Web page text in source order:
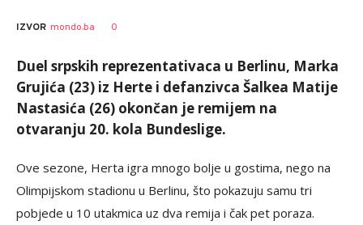
IZVOR mondo.ba 0
Duel srpskih reprezentativaca u Berlinu, Marka
Grujića (23) iz Herte i defanzivca Šalkea Matije
Nastasića (26) okončan je remijem na
otvaranju 20. kola Bundeslige.
Ove sezone, Herta igra mnogo bolje u gostima, nego na
Olimpijskom stadionu u Berlinu, što pokazuju samu tri
pobjede u 10 utakmica uz dva remija i čak pet poraza.